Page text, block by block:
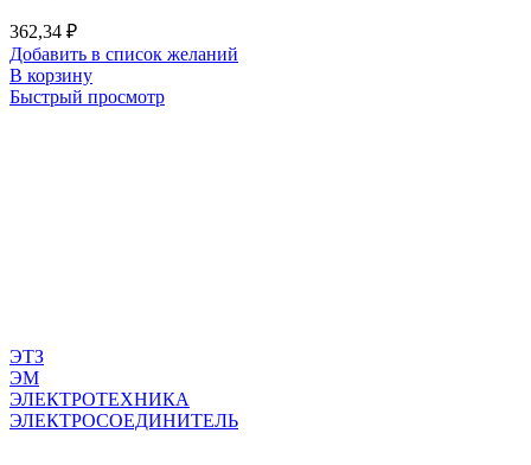
362,34 ₽
Добавить в список желаний
В корзину
Быстрый просмотр
ЭТЗ
ЭМ
ЭЛЕКТРОТЕХНИКА
ЭЛЕКТРОСОЕДИНИТЕЛЬ